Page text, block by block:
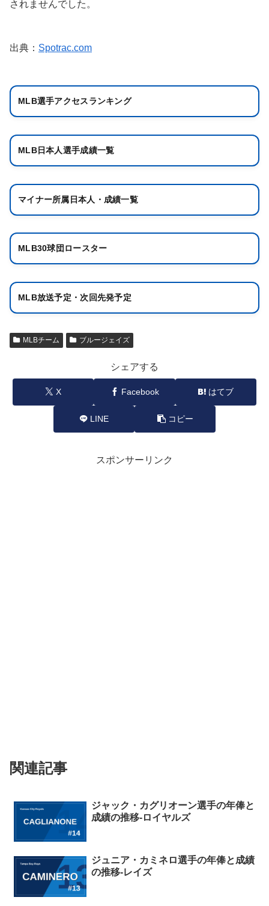
されませんでした。
出典： Spotrac.com
MLB選手アクセスランキング
MLB日本人選手成績一覧
マイナー所属日本人・成績一覧
MLB30球団ロースター
MLB放送予定・次回先発予定
MLBチーム ブルージェイズ
シェアする
X Facebook はてブ
LINE コピー
スポンサーリンク
関連記事
ジャック・カグリオーン選手の年俸と
成績の推移-ロイヤルズ
ジュニア・カミネロ選手の年俸と成績
の推移-レイズ